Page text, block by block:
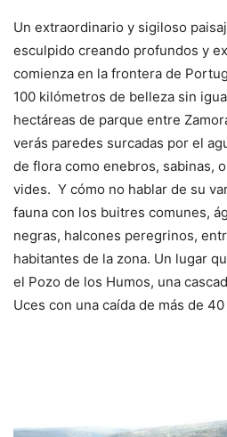
Un extraordinario y sigiloso
esculpido creando profundos y
comienza en la frontera de
100 kilómetros de belleza sin
hectáreas de parque entre
verás paredes surcadas por el
de flora como enebros, sabinas,
vides. Y cómo no hablar de su
fauna con los buitres comunes,
negras, halcones peregrinos,
habitantes de la zona. Un lugar
el Pozo de los Humos, una
Uces con una caída de más de